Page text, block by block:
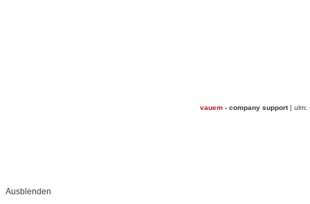
vauem - company support| ulm:
Ausblenden